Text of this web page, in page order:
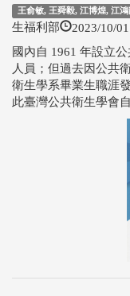
王俞敏, 王舜毅, 江博煌, 江
生福利部
2023/10/01
國內自 1961 年設立
人員；但過去因公共
衛生學系畢業生職涯
此臺灣公共衛生學會